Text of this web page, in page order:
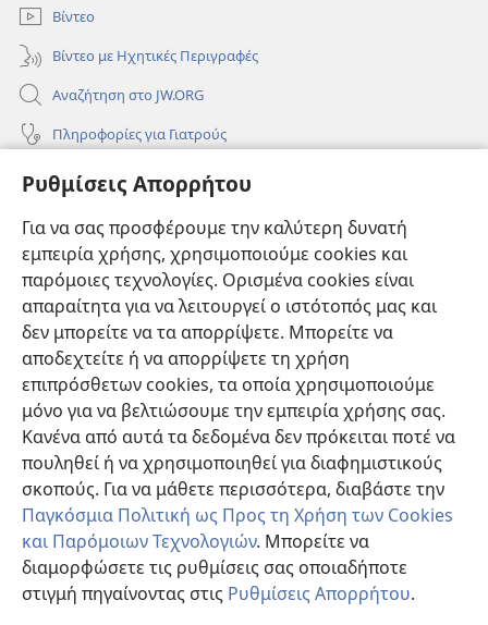
Ρυθμίσεις Απορρήτου
Για να σας προσφέρουμε την καλύτερη δυνατή
εμπειρία χρήσης, χρησιμοποιούμε cookies και
παρόμοιες τεχνολογίες. Ορισμένα cookies είναι
απαραίτητα για να λειτουργεί ο ιστότοπός μας και
δεν μπορείτε να τα απορρίψετε. Μπορείτε να
αποδεχτείτε ή να απορρίψετε τη χρήση
επιπρόσθετων cookies, τα οποία χρησιμοποιούμε
μόνο για να βελτιώσουμε την εμπειρία χρήσης σας.
Κανένα από αυτά τα δεδομένα δεν πρόκειται ποτέ να
πουληθεί ή να χρησιμοποιηθεί για διαφημιστικούς
σκοπούς. Για να μάθετε περισσότερα, διαβάστε την
Παγκόσμια Πολιτική ως Προς τη Χρήση των Cookies
και Παρόμοιων Τεχνολογιών. Μπορείτε να
διαμορφώσετε τις ρυθμίσεις σας οποιαδήποτε
στιγμή πηγαίνοντας στις Ρυθμίσεις Απορρήτου.
Βίντεο
Βίντεο με Ηχητικές Περιγραφές
Αναζήτηση στο JW.ORG
Πληροφορίες για Γιατρούς
Πληροφορίες για Επίσημους Φορείς και ΜΜΕ
Συνεισφορές
(ανοίγει
παράθυρο)ΔΙΑΔΙΚΤΥΑΚΗ ΒΙΒΛΙΟΘΗΚΗ της Σκοπιάς™
(ανοίγει
νέο
παράθυρο)
JW Hub
(ανοίγει
νέο
παράθυρο)JW Library®
Βιβλιοθήκη της Σκοπιάς
Copyright © 2026 Watch Tower Bible and Tract Society of Pennsylvania.
ΟΡΟΙ ΧΡΗΣΗΣ
ΠΟΛΙΤΙΚΗ ΑΠΟΡΡΗΤΟΥ |ΡΥΘΜΙΣΕΙΣ ΑΠΟΡΡΗΤΟΥ